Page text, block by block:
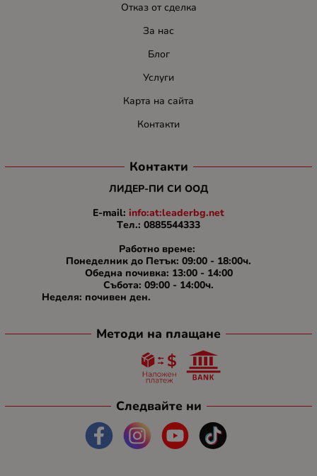
Отказ от сделка
За нас
Блог
Услуги
Карта на сайта
Контакти
Контакти
ЛИДЕР-ПИ СИ ООД
E-mail: info:at:leaderbg.net
Tел.: 0885544333
Работно време:
Понеделник до Петък: 09:00 - 18:00ч.
Обедна почивка: 13:00 - 14:00
Събота: 09:00 - 14:00ч.
Неделя: почивен ден.
Методи на плащане
Следвайте ни